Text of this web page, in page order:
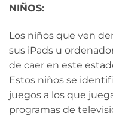
NIÑOS:
Los niños que ven
sus iPads u
de caer en este
Estos niños se
juegos a los que
programas de